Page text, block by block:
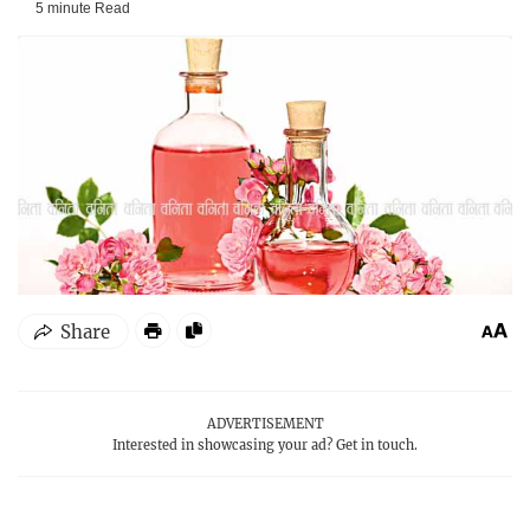
5 minute Read
ADVERTISEMENT
Interested in showcasing your ad? Get in touch.